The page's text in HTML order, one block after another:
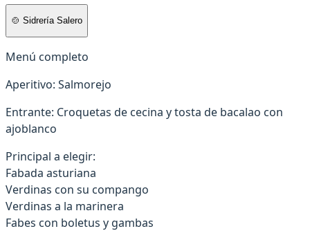
🍲 Sidrería Salero
Menú completo
Aperitivo: Salmorejo
Entrante: Croquetas de cecina y tosta de bacalao con
ajoblanco
Principal a elegir:
Fabada asturiana
Verdinas con su compango
Verdinas a la marinera
Fabes con boletus y gambas